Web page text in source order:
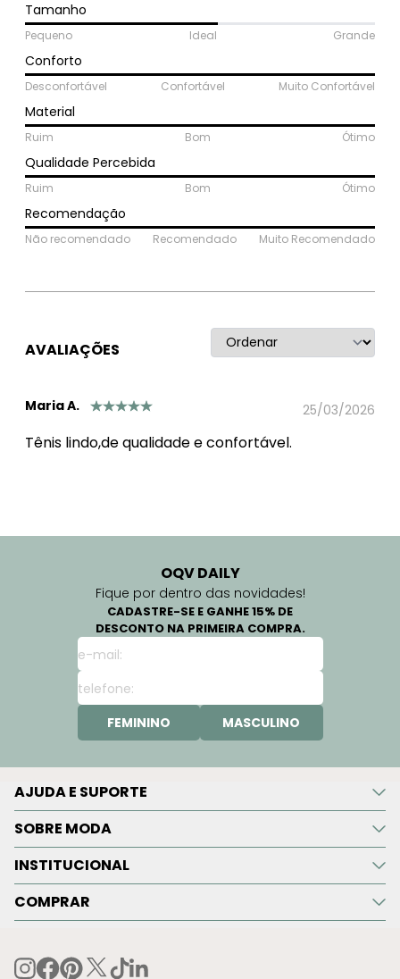
Tamanho
Pequeno Ideal Grande
Conforto
Desconfortável Confortável Muito Confortável
Material
Ruim Bom Ótimo
Qualidade Percebida
Ruim Bom Ótimo
Recomendação
Não recomendado Recomendado Muito Recomendado
AVALIAÇÕES
Maria A. 25/03/2026
Tênis lindo,de qualidade e confortável.
OQV DAILY
Fique por dentro das novidades!
CADASTRE-SE E GANHE 15% DE
DESCONTO NA PRIMEIRA COMPRA.
FEMININO MASCULINO
AJUDA E SUPORTE
SOBRE MODA
INSTITUCIONAL
COMPRAR